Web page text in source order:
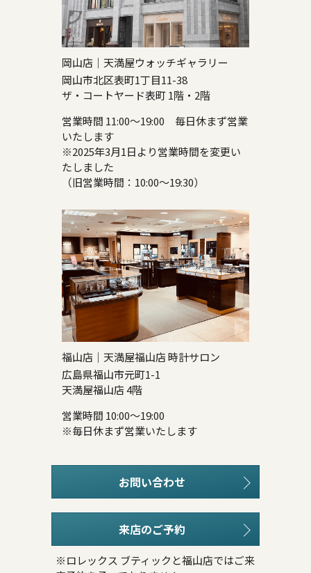
岡山店｜天満屋ウォッチギャラリー
岡山市北区表町1丁目11-38
ザ・コートヤード表町 1階・2階
営業時間 11:00～19:00 毎日休まず営業
いたします
※2025年3月1日より営業時間を変更い
たしました
（旧営業時間：10:00～19:30）
福山店｜天満屋福山店 時計サロン
広島県福山市元町1-1
天満屋福山店 4階
営業時間 10:00～19:00
※毎日休まず営業いたします
お問い合わせ
来店のご予約
※ロレックス ブティックと福山店ではご来